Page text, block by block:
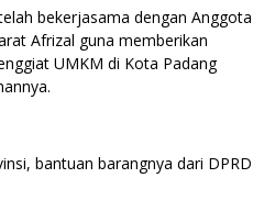
bekerjasama dengan Anggota
Afrizal guna memberikan
UMKM di Kota Padang
bantuan barangnya dari DPRD